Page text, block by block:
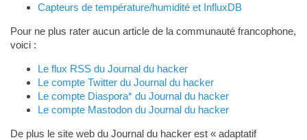
Capteurs de température/humidité et InfluxDB
Pour ne plus rater aucun article de la communauté francophone,
voici :
Le flux RSS du Journal du hacker
Le compte Twitter du Journal du hacker
Le compte Diaspora* du Journal du hacker
Le compte Mastodon du Journal du hacker
De plus le site web du Journal du hacker est « adaptatif